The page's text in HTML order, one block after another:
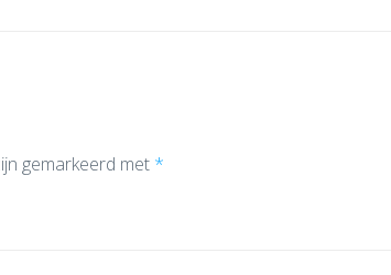
gemarkeerd met *